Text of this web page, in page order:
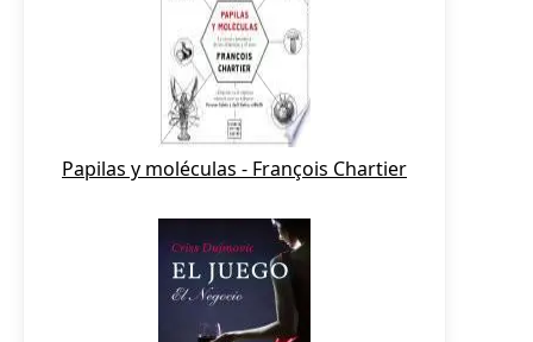
Papilas y moléculas - François Chartier